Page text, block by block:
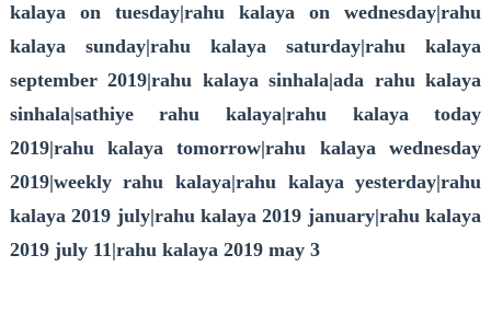
kalaya on tuesday|rahu kalaya on wednesday|rahu
kalaya sunday|rahu kalaya saturday|rahu kalaya
september 2019|rahu kalaya sinhala|ada rahu kalaya
sinhala|sathiye rahu kalaya|rahu kalaya today
2019|rahu kalaya tomorrow|rahu kalaya wednesday
2019|weekly rahu kalaya|rahu kalaya yesterday|rahu
kalaya 2019 july|rahu kalaya 2019 january|rahu kalaya
2019 july 11|rahu kalaya 2019 may 3